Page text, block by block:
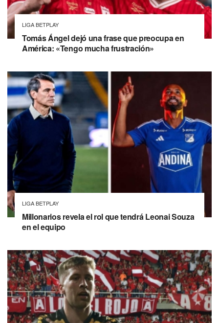
LIGA BETPLAY
Tomás Ángel dejó una frase que preocupa en
América: «Tengo mucha frustración»
LIGA BETPLAY
Millonarios revela el rol que tendrá Leonai Souza
en el equipo